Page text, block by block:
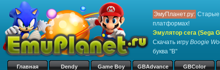
ЭмуПланет.ру: Старые
платформах!
Эмулятор сега (Sega
Скачать игру Boogie
буква "B"
Главная Dendy Game Boy GBAdvance GBColor